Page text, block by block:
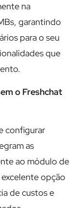
na
garantindo
para o seu
que
o Freshchat
configurar
as
ao módulo de
opção
de custos e